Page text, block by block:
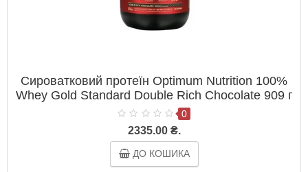
Сироватковий протеїн Optimum Nutrition 100%
Whey Gold Standard Double Rich Chocolate 909 г
0
2335.00 ₴.
ДО КОШИКА